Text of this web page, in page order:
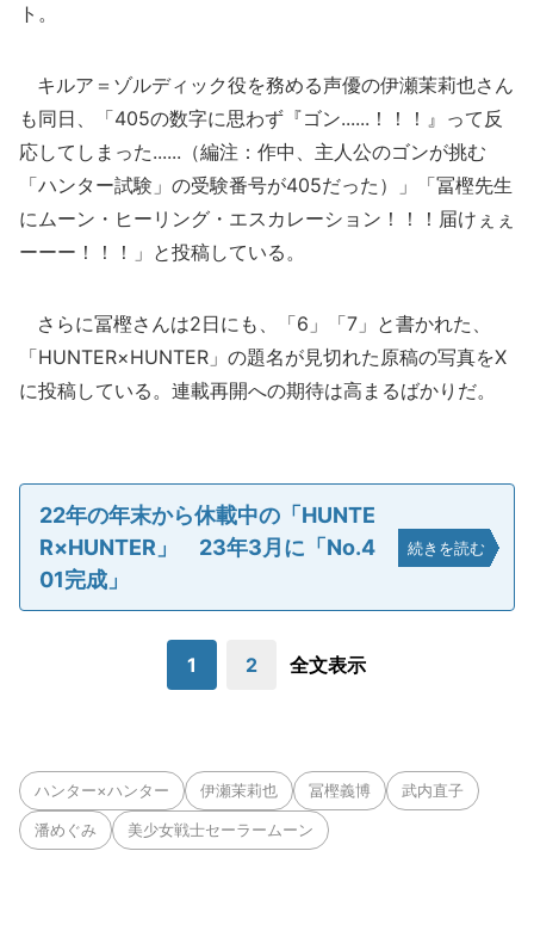
ト。
キルア＝ゾルディック役を務める声優の伊瀬茉莉也さん
も同日、「405の数字に思わず『ゴン......！！！』って反
応してしまった......（編注：作中、主人公のゴンが挑む
「ハンター試験」の受験番号が405だった）」「冨樫先生
にムーン・ヒーリング・エスカレーション！！！届けぇぇ
ーーー！！！」と投稿している。
さらに冨樫さんは2日にも、「6」「7」と書かれた、
「HUNTER×HUNTER」の題名が見切れた原稿の写真をX
に投稿している。連載再開への期待は高まるばかりだ。
22年の年末から休載中の「HUNTE
R×HUNTER」 23年3月に「No.4
01完成」
続きを読む
1 2 全文表示
ハンター×ハンター 伊瀬茉莉也 冨樫義博 武内直子
潘めぐみ 美少女戦士セーラームーン